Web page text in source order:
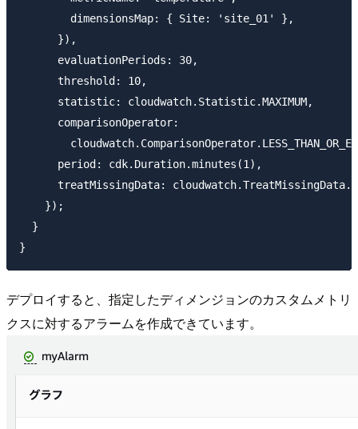
        dimensionsMap: { Site: 'site_01' },
      }),
      evaluationPeriods: 30,
      threshold: 10,
      statistic: cloudwatch.Statistic.MAXIMUM,
      comparisonOperator:
      period: cdk.Duration.minutes(1),
treatMissingData:
    });
  }
デプロイすると、指定したディメンジョンのカスタムメトリ
クスに対するアラームを作成できています。